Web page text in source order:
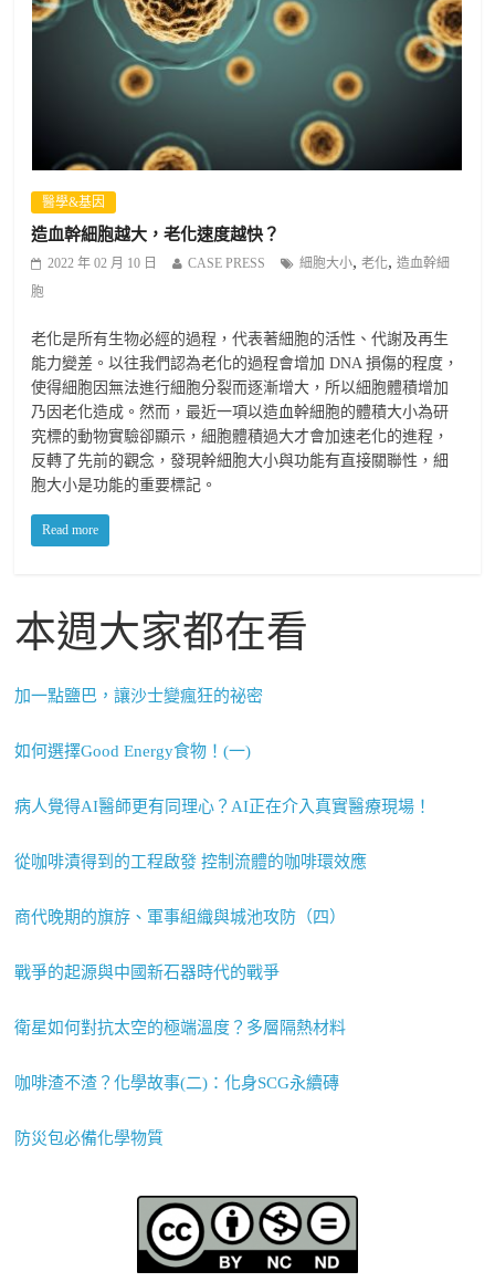
醫學&基因
造血幹細胞越大，老化速度越快？
2022 年 02 月 10 日 CASE PRESS 細胞大小,老化,造血幹細
胞
老化是所有生物必經的過程，代表著細胞的活性、代謝及再生
能力變差。以往我們認為老化的過程會增加 DNA 損傷的程度，
使得細胞因無法進行細胞分裂而逐漸增大，所以細胞體積增加
乃因老化造成。然而，最近一項以造血幹細胞的體積大小為研
究標的動物實驗卻顯示，細胞體積過大才會加速老化的進程，
反轉了先前的觀念，發現幹細胞大小與功能有直接關聯性，細
胞大小是功能的重要標記。
Read more
本週大家都在看
加一點鹽巴，讓沙士變瘋狂的祕密
如何選擇Good Energy食物！(一)
病人覺得AI醫師更有同理心？AI正在介入真實醫療現場！
從咖啡漬得到的工程啟發 控制流體的咖啡環效應
商代晚期的旗斿、軍事組織與城池攻防（四）
戰爭的起源與中國新石器時代的戰爭
衛星如何對抗太空的極端溫度？多層隔熱材料
咖啡渣不渣？化學故事(二)：化身SCG永續磚
防災包必備化學物質